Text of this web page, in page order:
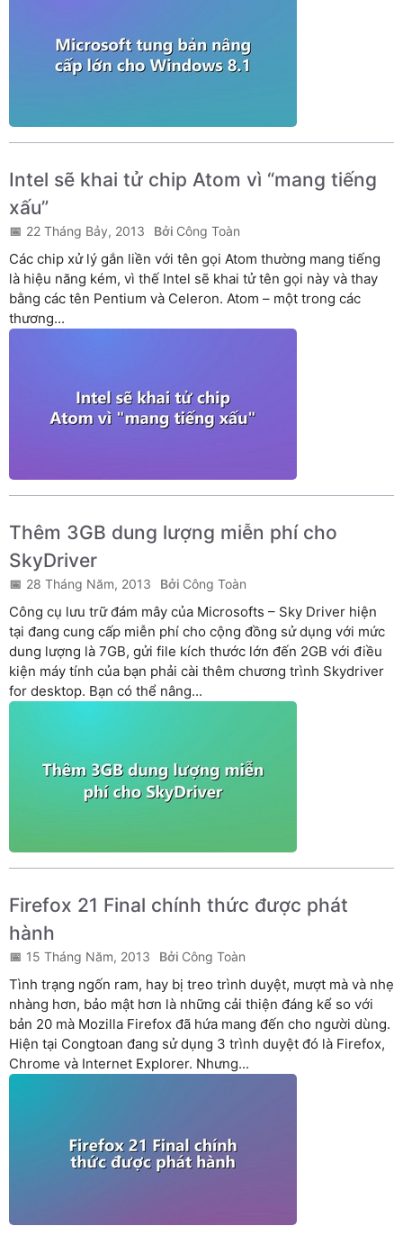
Intel sẽ khai tử chip Atom vì “mang tiếng
xấu”
22 Tháng Bảy, 2013 Công Toàn
Các chip xử lý gắn liền với tên gọi Atom thường mang tiếng
là hiệu năng kém, vì thế Intel sẽ khai tử tên gọi này và thay
bằng các tên Pentium và Celeron. Atom – một trong các
thương...
Thêm 3GB dung lượng miễn phí cho
SkyDriver
28 Tháng Năm, 2013 Công Toàn
Công cụ lưu trữ đám mây của Microsofts – Sky Driver hiện
tại đang cung cấp miễn phí cho cộng đồng sử dụng với mức
dung lượng là 7GB, gửi file kích thước lớn đến 2GB với điều
kiện máy tính của bạn phải cài thêm chương trình Skydriver
for desktop. Bạn có thể nâng...
Firefox 21 Final chính thức được phát
hành
15 Tháng Năm, 2013 Công Toàn
Tình trạng ngốn ram, hay bị treo trình duyệt, mượt mà và nhẹ
nhàng hơn, bảo mật hơn là những cải thiện đáng kể so với
bản 20 mà Mozilla Firefox đã hứa mang đến cho người dùng.
Hiện tại Congtoan đang sử dụng 3 trình duyệt đó là Firefox,
Chrome và Internet Explorer. Nhưng...